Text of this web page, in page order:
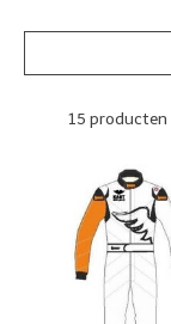
15 producten